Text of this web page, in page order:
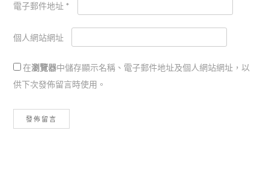
電子郵件地址 *
個人網站網址
在瀏覽器中儲存顯示名稱、電子郵件地址及個人網站網址，以
供下次發佈留言時使用。